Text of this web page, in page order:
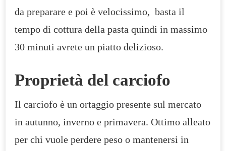
da preparare e poi è velocissimo, basta il
tempo di cottura della pasta quindi in massimo
30 minuti avrete un piatto delizioso.
Proprietà del carciofo
Il carciofo è un ortaggio presente sul mercato
in autunno, inverno e primavera. Ottimo alleato
per chi vuole perdere peso o mantenersi in